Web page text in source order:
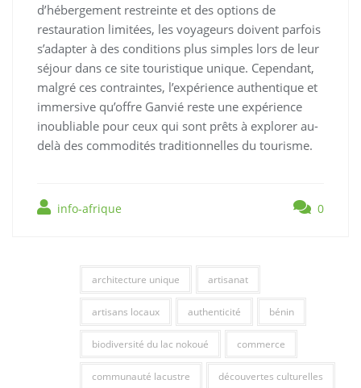
d’hébergement restreinte et des options de
restauration limitées, les voyageurs doivent parfois
s’adapter à des conditions plus simples lors de leur
séjour dans ce site touristique unique. Cependant,
malgré ces contraintes, l’expérience authentique et
immersive qu’offre Ganvié reste une expérience
inoubliable pour ceux qui sont prêts à explorer au-
delà des commodités traditionnelles du tourisme.
info-afrique 0
architecture unique artisanat
artisans locaux authenticité bénin
biodiversité du lac nokoué commerce
communauté lacustre découvertes culturelles